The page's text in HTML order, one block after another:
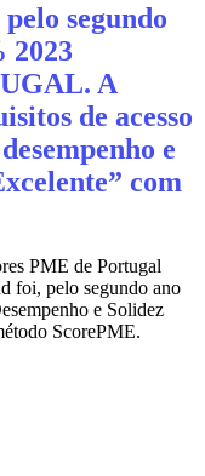
segundo
2023
A
de acesso
e
com
PME de Portugal
foi, pelo segundo ano
e Solidez
ScorePME.